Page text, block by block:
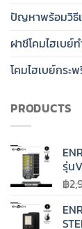
ปัญหาพร้อมวิธี
ฝาชีโคมไฮเบย์
โคมไฮเบย์กระ
PRODUCTS
รุ่น
฿